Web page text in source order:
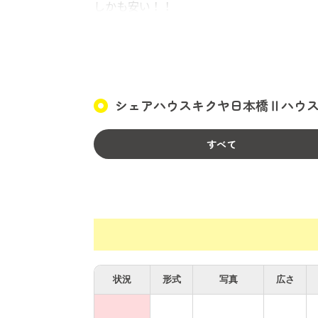
しかも安い！！
★周辺情報★
コンビニ多数・スーパー多数・飲食店多数
道頓堀・黒門市場・日本橋電器街・道具屋
シェアハウスキクヤ日本橋Ⅱハウ
すべて
状況 形式 写真 広さ